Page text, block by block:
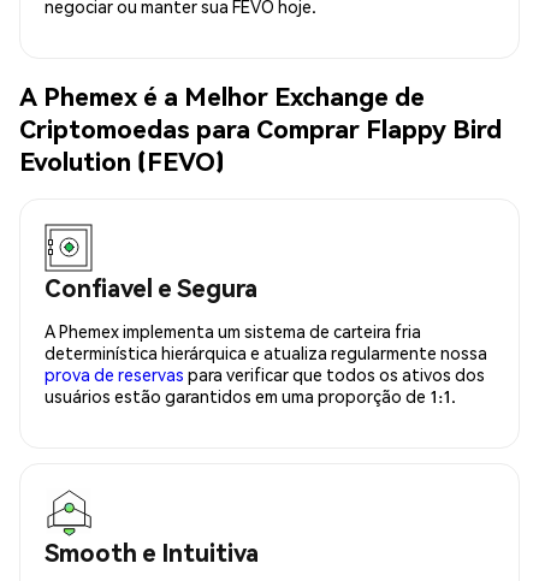
negociar ou manter sua FEVO hoje.
A Phemex é a Melhor Exchange de
Criptomoedas para Comprar Flappy Bird
Evolution (FEVO)
Confiavel e Segura
A Phemex implementa um sistema de carteira fria
determinística hierárquica e atualiza regularmente nossa
prova de reservas para verificar que todos os ativos dos
usuários estão garantidos em uma proporção de 1:1.
Smooth e Intuitiva